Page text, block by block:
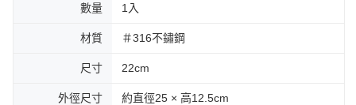
數量 1入
材質 ＃316不鏽鋼
尺寸 22cm
外徑尺寸 約直徑25 × 高12.5cm